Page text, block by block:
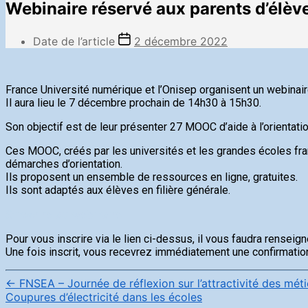
Webinaire réservé aux parents
Date de l’article 2 décembre 2022
France Université numérique et l’Onisep organisent un
Il aura lieu le 7 décembre prochain de 14h30 à 15h30.
Son objectif est de leur présenter 27 MOOC d’aide à
Ces MOOC, créés par les universités et les grandes écoles
démarches d’orientation.
Ils proposent un ensemble de ressources en ligne, gratuites.
Ils sont adaptés aux élèves en filière générale.
Pour vous inscrire via le lien ci-dessus, il vous faudra
Une fois inscrit, vous recevrez immédiatement une
← FNSEA – Journée de réflexion sur l’attractivité des
Coupures d’électricité dans les écoles